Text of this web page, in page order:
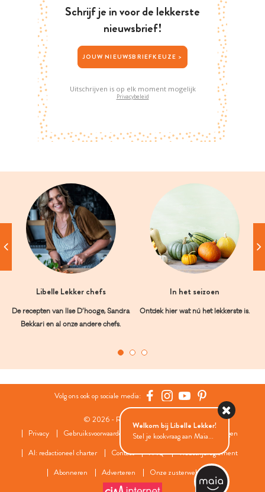
Schrijf je in voor de lekkerste
nieuwsbrief!
JOUW NIEUWSBRIEFKEUZE >
Uitschrijven is op elk moment mogelijk
Privacybeleid
Libelle Lekker chefs
De recepten van Ilse D’hooge, Sandra
Bekkari en al onze andere chefs.
In het seizoen
Ontdek hier wat nú het lekkerste is.
Volg ons ook op sociale media:
© 2026 - Roularta Media Group
Privacy
Gebruiksvoorwaarden Cookies
Cookies instellingen
AI: redactioneel charter
Contact FAQ
Wedstrijdreglement
Abonneren
Adverteren Onze zusterwebsites
Welkom bij Libelle Lekker!
Stel je kookvraag aan Maia...